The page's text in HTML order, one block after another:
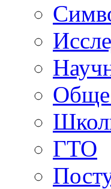
ГТО